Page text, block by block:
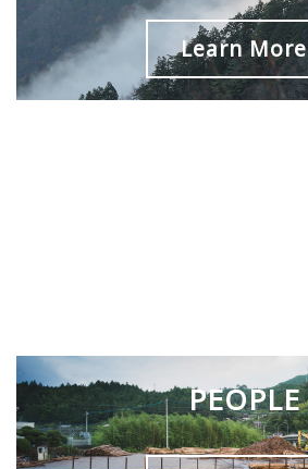
Learn More
PEOPLE